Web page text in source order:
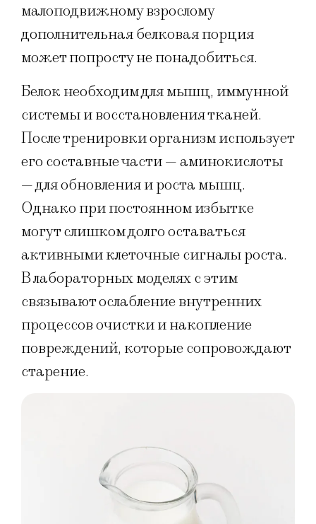
малоподвижному взрослому
дополнительная белковая порция
может попросту не понадобиться.
Белок необходим для мышц, иммунной
системы и восстановления тканей.
После тренировки организм использует
его составные части — аминокислоты
— для обновления и роста мышц.
Однако при постоянном избытке
могут слишком долго оставаться
активными клеточные сигналы роста.
В лабораторных моделях с этим
связывают ослабление внутренних
процессов очистки и накопление
повреждений, которые сопровождают
старение.